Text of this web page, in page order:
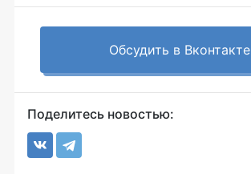
Обсудить в Вконтакте
Поделитесь новостью: